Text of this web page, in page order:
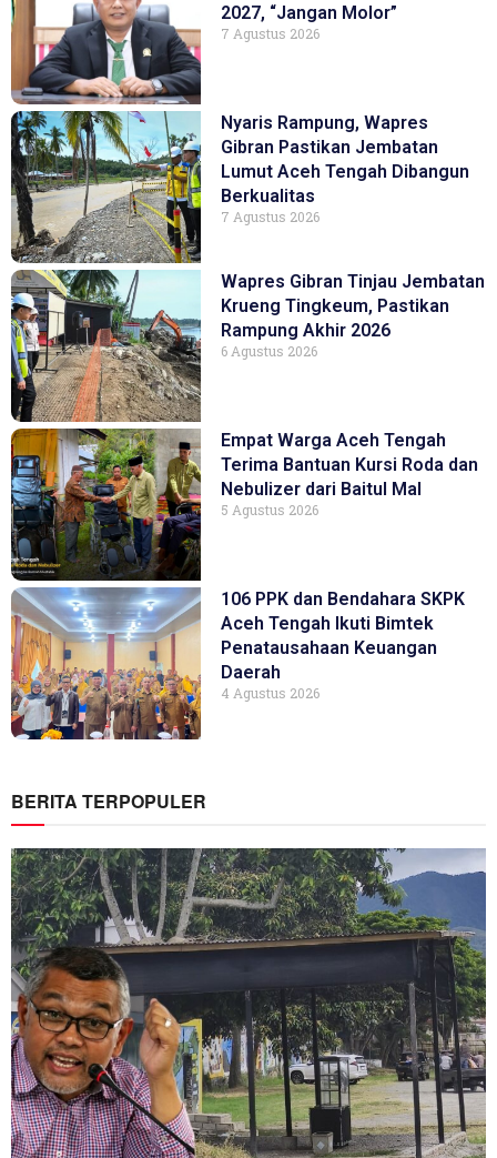
2027, “Jangan Molor”
7 Agustus 2026
Nyaris Rampung, Wapres
Gibran Pastikan Jembatan
Lumut Aceh Tengah Dibangun
Berkualitas
7 Agustus 2026
Wapres Gibran Tinjau Jembatan
Krueng Tingkeum, Pastikan
Rampung Akhir 2026
6 Agustus 2026
Empat Warga Aceh Tengah
Terima Bantuan Kursi Roda dan
Nebulizer dari Baitul Mal
5 Agustus 2026
106 PPK dan Bendahara SKPK
Aceh Tengah Ikuti Bimtek
Penatausahaan Keuangan
Daerah
4 Agustus 2026
BERITA TERPOPULER